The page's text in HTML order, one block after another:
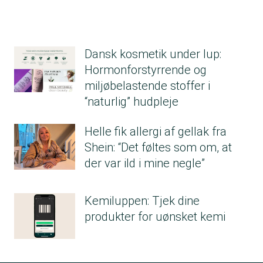
række af problematiske indholdsstoffer, der
bedømmes i Kemiluppen. Ingen af dem ville
altså få den bedste kemibedømmelse.
Følgende problematiske stoffer fandt vi i de
indkøbte produkter:
BHT, butyl-, propyl- og metylparaben samt
ethylhexyl methoxycinnamate, der er alle er
mistænkt for at være hormonforstyrrende.
Cyclopentasiloxane, der er mistænkt for at
for miljøet.
Methylchloroisothiazolinone,
methylisothiazolinone, diazolidinyl urea samt
Dansk kosmetik under lup:
Hormonforstyrrende og
miljøbelastende stoffer i
“naturlig” hudpleje
Helle fik allergi af gellak fra
Shein: “Det føltes som om, at
der var ild i mine negle”
Kemiluppen: Tjek dine
produkter for uønsket kemi